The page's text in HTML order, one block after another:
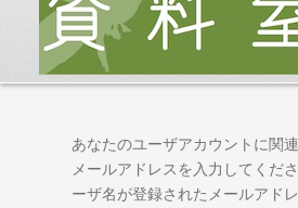
あなたのユーザアカウントに関
メールアドレスを入力してくだ
ーザ名が登録されたメールアド